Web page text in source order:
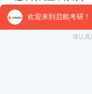
程师、数据科学家、
具体信息请考生